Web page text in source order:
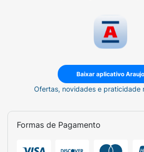
Baixar aplicativo Araujo
Ofertas, novidades e praticidade
Formas de Pagamento